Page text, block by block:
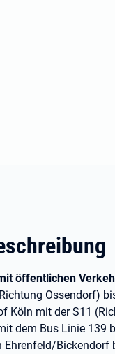
öffentlichen
Ossendorf)
Köln mit der S11
dem Bus Linie 139
Ehrenfeld/